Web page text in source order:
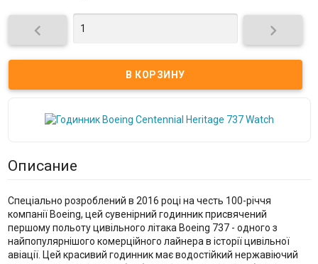
 
Описание
Спеціально розроблений в 2016 році на честь 100-річчя
компанії Boeing, цей сувенірний годинник присвячений
першому польоту цивільного літака Boeing 737 - одного з
найпопулярнішого комерційного лайнера в історії цивільної
авіації. Цей красивий годинник має водостійкий нержавіючий